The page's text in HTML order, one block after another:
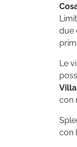
due
Le
Villa
con
con